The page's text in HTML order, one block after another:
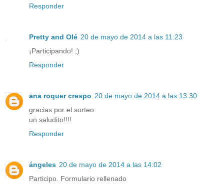
Responder
Pretty and Olé 20 de mayo de 2014 a las 11:23
¡Participando! ;)
Responder
ana roquer crespo 20 de mayo de 2014 a las 13:30
gracias por el sorteo.
un saludito!!!!
Responder
ángeles 20 de mayo de 2014 a las 14:02
Participo. Formulario rellenado